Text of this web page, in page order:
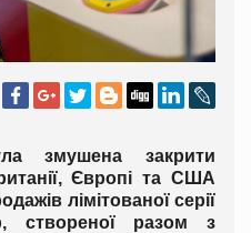
змушена закрити
Європі та США
лімітованої серії
створеної разом з